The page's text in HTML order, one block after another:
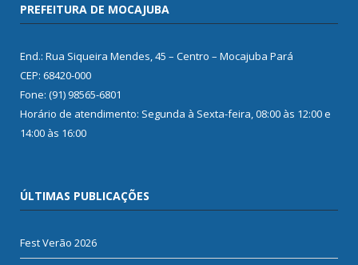
PREFEITURA DE MOCAJUBA
End.: Rua Siqueira Mendes, 45 – Centro – Mocajuba Pará
CEP: 68420-000
Fone: (91) 98565-6801
Horário de atendimento: Segunda à Sexta-feira, 08:00 às 12:00 e
14:00 às 16:00
ÚLTIMAS PUBLICAÇÕES
Fest Verão 2026